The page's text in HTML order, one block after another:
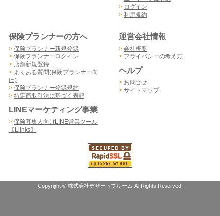
> ログイン
> 利用規約
保険プランナーの方へ
> 保険プランナー新規登録
> 保険プランナーログイン
> 店舗新規登録
> よくある質問(保険プランナー向
け)
> 保険プランナー登録規約
> 特定商取引法に基づく表記
LINEマーケティング事業
> 保険募集人向けLINE営業ツール
【Llinks】
運営会社情報
> 会社概要
> プライバシーの考え方
ヘルプ
> お問合せ
> サイトマップ
Copyright © 株式会社デザートブルーム All Rights Reserved.